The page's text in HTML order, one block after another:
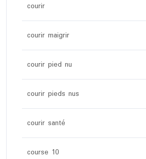
courir
courir maigrir
courir pied nu
courir pieds nus
courir santé
course 10